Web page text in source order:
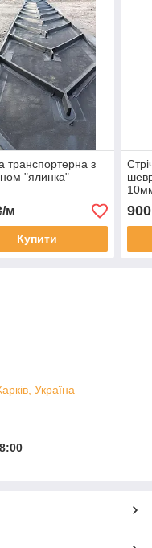
транспортерна з
"ялинка"
м
Купити
900
Україна